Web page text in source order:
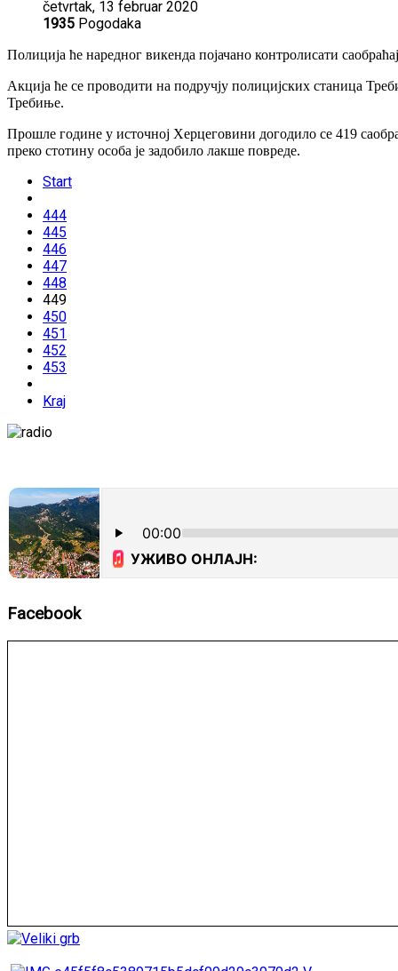
četvrtak, 13 februar 2020
1935 Pogodaka
Полиција ће наредног викенда појачано контролисати
Акција ће се проводити на подручју полицијских станица
Требиње.
Прошле године у источној Херцеговини догодило се 419
преко стотину особа је задобило лакше повреде.
Start
444
445
446
447
448
449
450
451
452
453
Kraj
Facebook